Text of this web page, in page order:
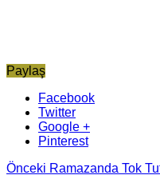
Paylaş
Facebook
Twitter
Google +
Pinterest
Önceki Ramazanda Tok